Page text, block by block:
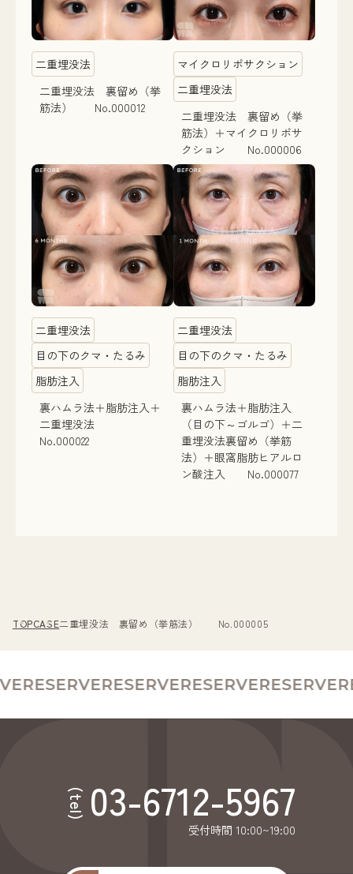
二重埋没法
二重埋没法 裏留め（挙
筋法） No.000012
マイクロリポサクション
二重埋没法
二重埋没法 裏留め（挙
筋法）＋マイクロリポサ
クション No.000006
二重埋没法
目の下のクマ・たるみ
脂肪注入
裏ハムラ法＋脂肪注入＋
二重埋没法
No.000022
二重埋没法
目の下のクマ・たるみ
脂肪注入
裏ハムラ法＋脂肪注入
（目の下～ゴルゴ）＋二
重埋没法裏留め（挙筋
法）＋眼窩脂肪ヒアルロ
ン酸注入 No.000077
TOPCASE二重埋没法 裏留め（挙筋法） No.000005
RESERVERESERVERESERVERESERVE
(tel) 03-6712-5967
受付時間 10:00~19:00